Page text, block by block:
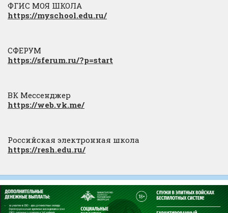
ФГИС МОЯ ШКОЛА
https://myschool.edu.ru/
СФЕРУМ
https://sferum.ru/?p=start
ВК Мессенджер
https://web.vk.me/
Российская электронная школа
https://resh.edu.ru/